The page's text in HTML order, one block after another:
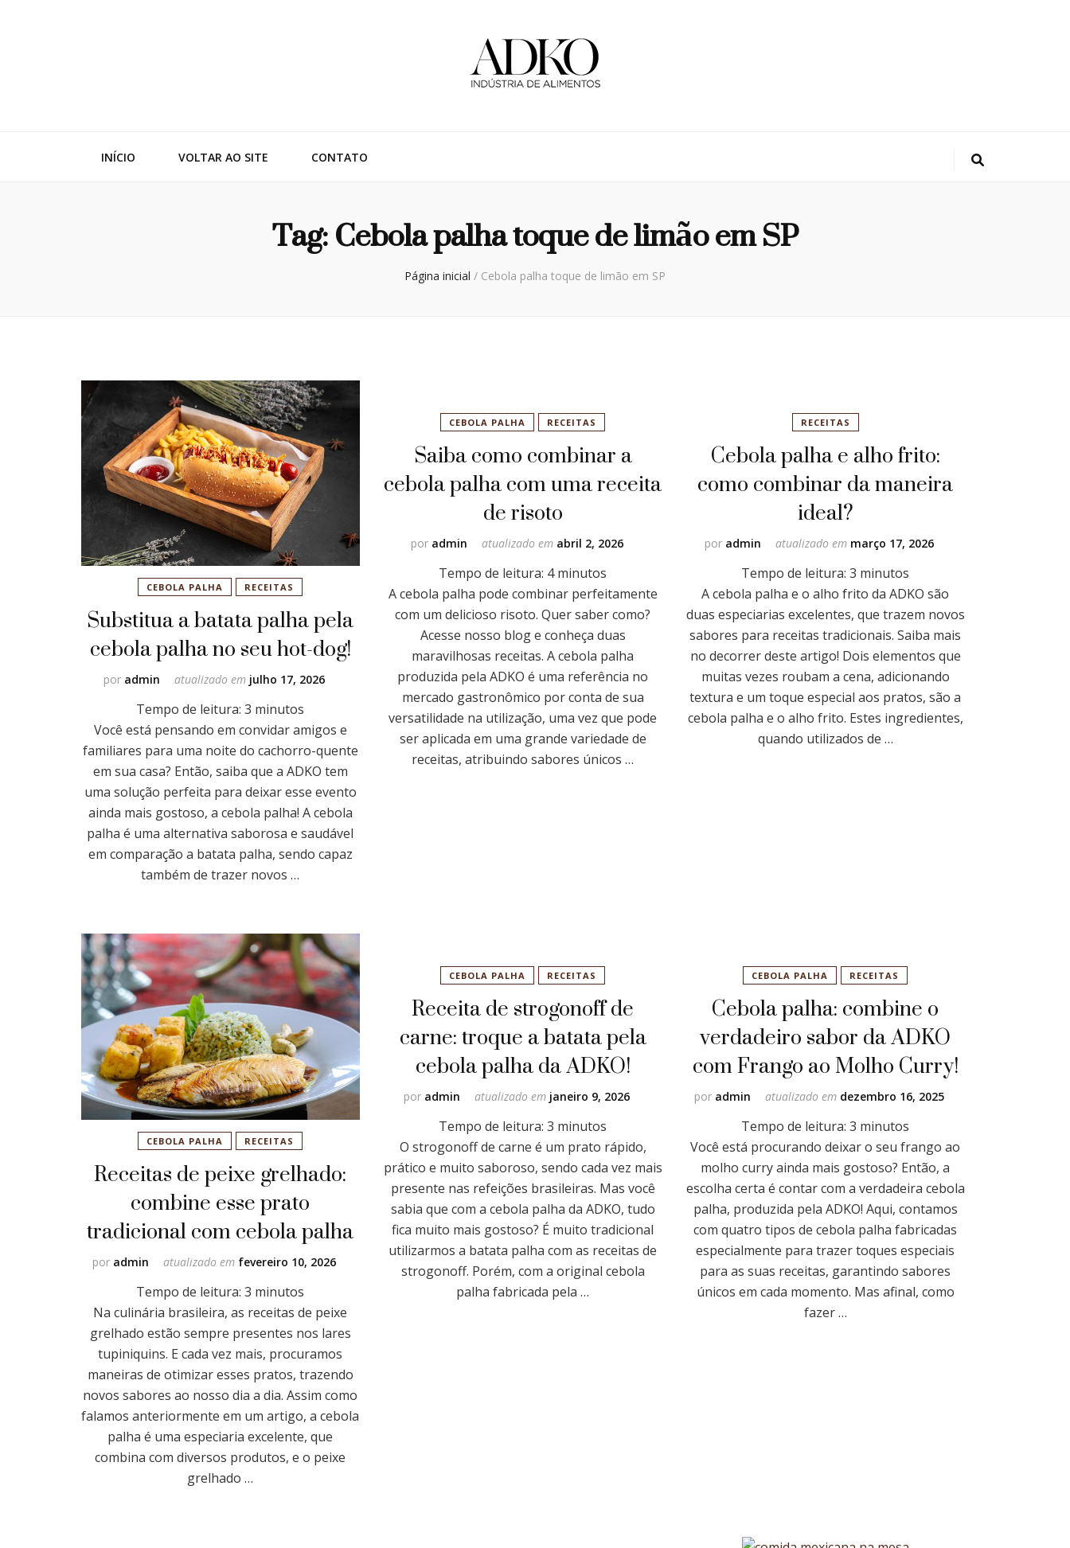
INÍCIO VOLTAR AO SITE CONTATO
Tag:Cebola palha toque de limão em SP
Página inicial / Cebola palha toque de limão em SP
CEBOLA PALHA RECEITAS
Substitua a batata palha pela
cebola palha no seu hot-dog!
por admin atualizado em julho 17, 2026
Tempo de leitura: 3 minutos
Você está pensando em convidar amigos e
familiares para uma noite do cachorro-quente
em sua casa? Então, saiba que a ADKO tem
uma solução perfeita para deixar esse evento
ainda mais gostoso, a cebola palha! A cebola
palha é uma alternativa saborosa e saudável
em comparação a batata palha, sendo capaz
também de trazer novos …
CEBOLA PALHA RECEITAS
Saiba como combinar a
cebola palha com uma receita
de risoto
por admin atualizado em abril 2, 2026
Tempo de leitura: 4 minutos
A cebola palha pode combinar perfeitamente
com um delicioso risoto. Quer saber como?
Acesse nosso blog e conheça duas
maravilhosas receitas. A cebola palha
produzida pela ADKO é uma referência no
mercado gastronômico por conta de sua
versatilidade na utilização, uma vez que pode
ser aplicada em uma grande variedade de
receitas, atribuindo sabores únicos …
RECEITAS
Cebola palha e alho frito:
como combinar da maneira
ideal?
por admin atualizado em março 17, 2026
Tempo de leitura: 3 minutos
A cebola palha e o alho frito da ADKO são
duas especiarias excelentes, que trazem novos
sabores para receitas tradicionais. Saiba mais
no decorrer deste artigo! Dois elementos que
muitas vezes roubam a cena, adicionando
textura e um toque especial aos pratos, são a
cebola palha e o alho frito. Estes ingredientes,
quando utilizados de …
CEBOLA PALHA RECEITAS
Receitas de peixe grelhado:
combine esse prato
tradicional com cebola palha
por admin atualizado em fevereiro 10, 2026
Tempo de leitura: 3 minutos
Na culinária brasileira, as receitas de peixe
grelhado estão sempre presentes nos lares
tupiniquins. E cada vez mais, procuramos
maneiras de otimizar esses pratos, trazendo
novos sabores ao nosso dia a dia. Assim como
falamos anteriormente em um artigo, a cebola
palha é uma especiaria excelente, que
combina com diversos produtos, e o peixe
grelhado …
CEBOLA PALHA RECEITAS
Receita de strogonoff de
carne: troque a batata pela
cebola palha da ADKO!
por admin atualizado em janeiro 9, 2026
Tempo de leitura: 3 minutos
O strogonoff de carne é um prato rápido,
prático e muito saboroso, sendo cada vez mais
presente nas refeições brasileiras. Mas você
sabia que com a cebola palha da ADKO, tudo
fica muito mais gostoso? É muito tradicional
utilizarmos a batata palha com as receitas de
strogonoff. Porém, com a original cebola
palha fabricada pela …
CEBOLA PALHA RECEITAS
Cebola palha: combine o
verdadeiro sabor da ADKO
com Frango ao Molho Curry!
por admin atualizado em dezembro 16, 2025
Tempo de leitura: 3 minutos
Você está procurando deixar o seu frango ao
molho curry ainda mais gostoso? Então, a
escolha certa é contar com a verdadeira cebola
palha, produzida pela ADKO! Aqui, contamos
com quatro tipos de cebola palha fabricadas
especialmente para trazer toques especiais
para as suas receitas, garantindo sabores
únicos em cada momento. Mas afinal, como
fazer …